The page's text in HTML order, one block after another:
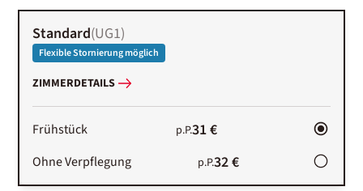
Standard(UG1)
Flexible Stornierung möglich
ZIMMERDETAILS
Frühstück p.P.31 €
Ohne Verpflegung p.P.32 €